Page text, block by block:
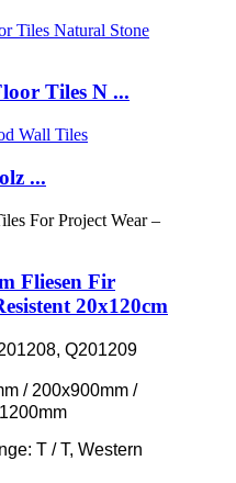
Tiles N ...
...
Fliesen Fir
20x120cm
Q201209
/ 200x900mm /
T / T, Western